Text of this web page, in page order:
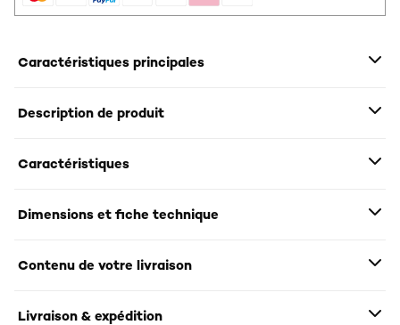
Caractéristiques principales
Description de produit
Caractéristiques
Dimensions et fiche technique
Contenu de votre livraison
Livraison & expédition